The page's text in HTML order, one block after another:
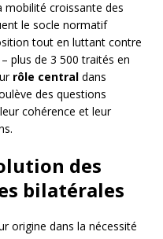
croissante des
le socle normatif
tout en luttant contre
plus de 3 500 traités en
rôle central dans
des questions
cohérence et leur
des
bilatérales
origine dans la nécessité